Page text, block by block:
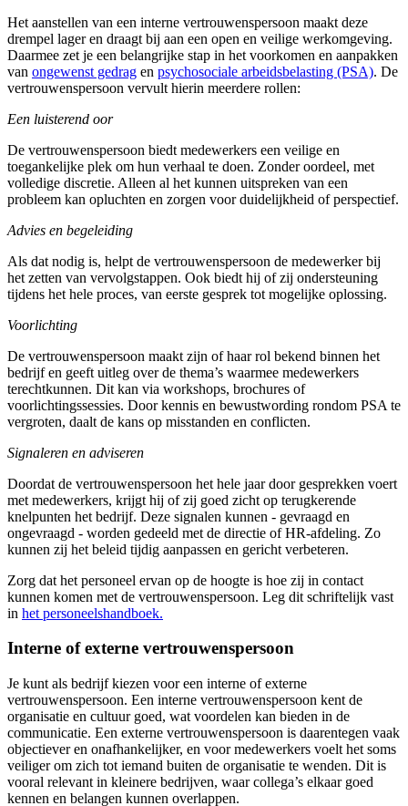
Het aanstellen van een interne vertrouwenspersoon maakt deze
drempel lager en draagt bij aan een open en veilige werkomgeving.
Daarmee zet je een belangrijke stap in het voorkomen en aanpakken
van ongewenst gedrag en psychosociale arbeidsbelasting (PSA). De
vertrouwenspersoon vervult hierin meerdere rollen:
Een luisterend oor
De vertrouwenspersoon biedt medewerkers een veilige en
toegankelijke plek om hun verhaal te doen. Zonder oordeel, met
volledige discretie. Alleen al het kunnen uitspreken van een
probleem kan opluchten en zorgen voor duidelijkheid of perspectief.
Advies en begeleiding
Als dat nodig is, helpt de vertrouwenspersoon de medewerker bij
het zetten van vervolgstappen. Ook biedt hij of zij ondersteuning
tijdens het hele proces, van eerste gesprek tot mogelijke oplossing.
Voorlichting
De vertrouwenspersoon maakt zijn of haar rol bekend binnen het
bedrijf en geeft uitleg over de thema’s waarmee medewerkers
terechtkunnen. Dit kan via workshops, brochures of
voorlichtingssessies. Door kennis en bewustwording rondom PSA te
vergroten, daalt de kans op misstanden en conflicten.
Signaleren en adviseren
Doordat de vertrouwenspersoon het hele jaar door gesprekken voert
met medewerkers, krijgt hij of zij goed zicht op terugkerende
knelpunten het bedrijf. Deze signalen kunnen - gevraagd en
ongevraagd - worden gedeeld met de directie of HR-afdeling. Zo
kunnen zij het beleid tijdig aanpassen en gericht verbeteren.
Zorg dat het personeel ervan op de hoogte is hoe zij in contact
kunnen komen met de vertrouwenspersoon. Leg dit schriftelijk vast
in het personeelshandboek.
Interne of externe vertrouwenspersoon
Je kunt als bedrijf kiezen voor een interne of externe
vertrouwenspersoon. Een interne vertrouwenspersoon kent de
organisatie en cultuur goed, wat voordelen kan bieden in de
communicatie. Een externe vertrouwenspersoon is daarentegen vaak
objectiever en onafhankelijker, en voor medewerkers voelt het soms
veiliger om zich tot iemand buiten de organisatie te wenden. Dit is
vooral relevant in kleinere bedrijven, waar collega’s elkaar goed
kennen en belangen kunnen overlappen.